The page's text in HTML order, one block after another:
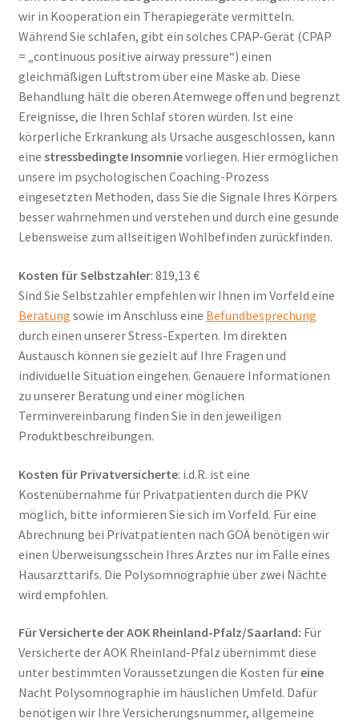
wir in Kooperation ein Therapiegeräte vermitteln.
Während Sie schlafen, gibt ein solches CPAP-Gerät (CPAP
= „continuous positive airway pressure“) einen
gleichmäßigen Luftstrom über eine Maske ab. Diese
Behandlung hält die oberen Atemwege offen und begrenzt
Ereignisse, die Ihren Schlaf stören würden. Ist eine
körperliche Erkrankung als Ursache ausgeschlossen, kann
eine stressbedingte Insomnievorliegen. Hier ermöglichen
unsere im psychologischen Coaching-Prozess
eingesetzten Methoden, dass Sie die Signale Ihres Körpers
besser wahrnehmen und verstehen und durch eine gesunde
Lebensweise zum allseitigen Wohlbefinden zurückfinden.
Kosten für Selbstzahler: 819,13 €
Sind Sie Selbstzahler empfehlen wir Ihnen im Vorfeld eine
Beratung sowie im Anschluss eine Befundbesprechung
durch einen unserer Stress-Experten. Im direkten
Austausch können sie gezielt auf Ihre Fragen und
individuelle Situation eingehen. Genauere Informationen
zu unserer Beratung und einer möglichen
Terminvereinbarung finden Sie in den jeweiligen
Produktbeschreibungen.
Kosten für Privatversicherte: i.d.R. ist eine
Kostenübernahme für Privatpatienten durch die PKV
möglich, bitte informieren Sie sich im Vorfeld. Für eine
Abrechnung bei Privatpatienten nach GOÄ benötigen wir
einen Überweisungsschein Ihres Arztes nur im Falle eines
Hausarzttarifs. Die Polysomnographie über zwei Nächte
wird empfohlen.
Für Versicherte der AOK Rheinland-Pfalz/Saarland: Für
Versicherte der AOK Rheinland-Pfalz übernimmt diese
unter bestimmten Voraussetzungen die Kosten füreine
Nacht Polysomnographie im häuslichen Umfeld. Dafür
benötigen wir Ihre Versicherungsnummer, allgemeine